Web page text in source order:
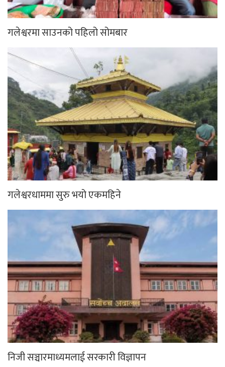
गलेश्वरमा साउनको पहिलो सोमबार
गलेश्वरधाममा सुरु भयो एकमहिने
निजी सञ्चारमाध्यमलाई सरकारी विज्ञापन